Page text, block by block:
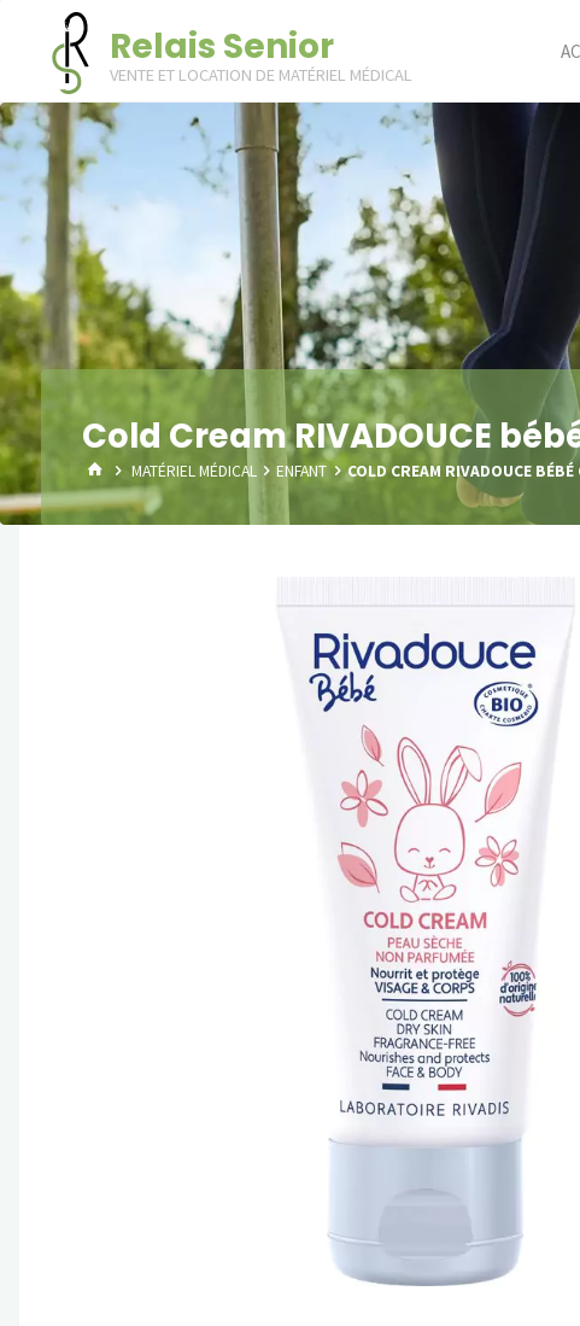
content
Relais Senior
VENTE ET LOCATION DE MATÉRIEL MÉDICAL
Cold Cream RIVADOUCE
HOMEMATÉRIEL MÉDICAL ENFANT COLD CREAM RIVADOUCE